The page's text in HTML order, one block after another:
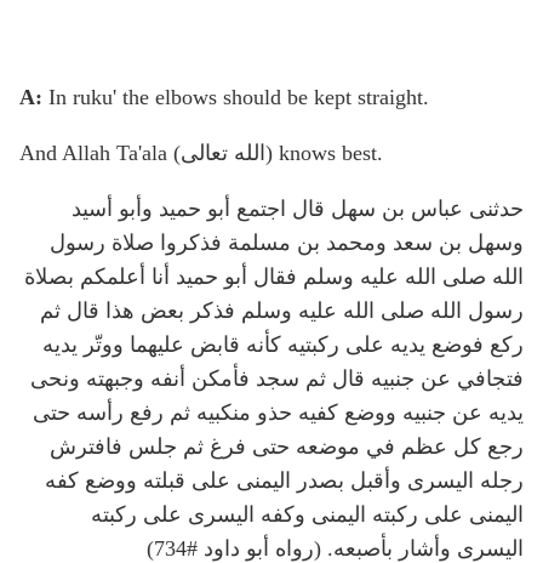
A: In ruku' the elbows should be kept straight.
And Allah Ta'ala (الله تعالى) knows best.
حدثنى عباس بن سهل قال اجتمع أبو حميد وأبو أسيد
وسهل بن سعد ومحمد بن مسلمة فذكروا صلاة رسول
الله صلى الله عليه وسلم فقال أبو حميد أنا أعلمكم بصلاة
رسول الله صلى الله عليه وسلم فذكر بعض هذا قال ثم
ركع فوضع يديه على ركبتيه كأنه قابض عليهما ووتّر يديه
فتجافي عن جنبيه قال ثم سجد فأمكن أنفه وجبهته ونحى
يديه عن جنبيه ووضع كفيه حذو منكبيه ثم رفع رأسه حتى
رجع كل عظم في موضعه حتى فرغ ثم جلس فافترش
رجله اليسرى وأقبل بصدر اليمنى على قبلته ووضع كفه
اليمنى على ركبته اليمنى وكفه اليسرى على ركبته
اليسرى وأشار بأصبعه. (رواه أبو داود #734)